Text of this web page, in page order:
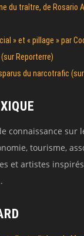
du traître, de Rosario
» et « pillage » par
Reporterre)
du narcotrafic
connaissance sur
tourisme,
et artistes